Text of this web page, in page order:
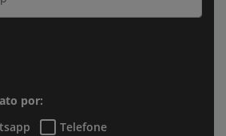
por:
Telefone